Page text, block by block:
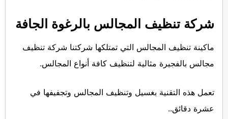
شركة تنظيف المجالس بالرغوة الجافة
ماكينة تنظيف المجالس التي تمتلكها شركتنا شركة تنظيف
مجالس بالفجيرة مثالية لتنظيف كافة أنواع المجالس.
تعمل هذه التقنية بغسيل وتنظيف المجالس وتجفيفها في
عشرة دقائق..